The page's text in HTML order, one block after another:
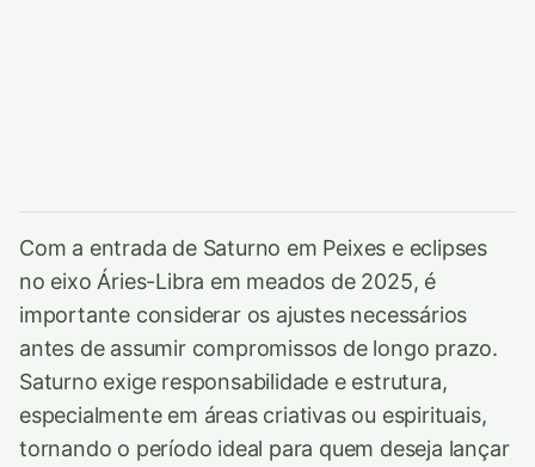
Com a entrada de Saturno em Peixes e eclipses
no eixo Áries-Libra em meados de 2025, é
importante considerar os ajustes necessários
antes de assumir compromissos de longo prazo.
Saturno exige responsabilidade e estrutura,
especialmente em áreas criativas ou espirituais,
tornando o período ideal para quem deseja lançar